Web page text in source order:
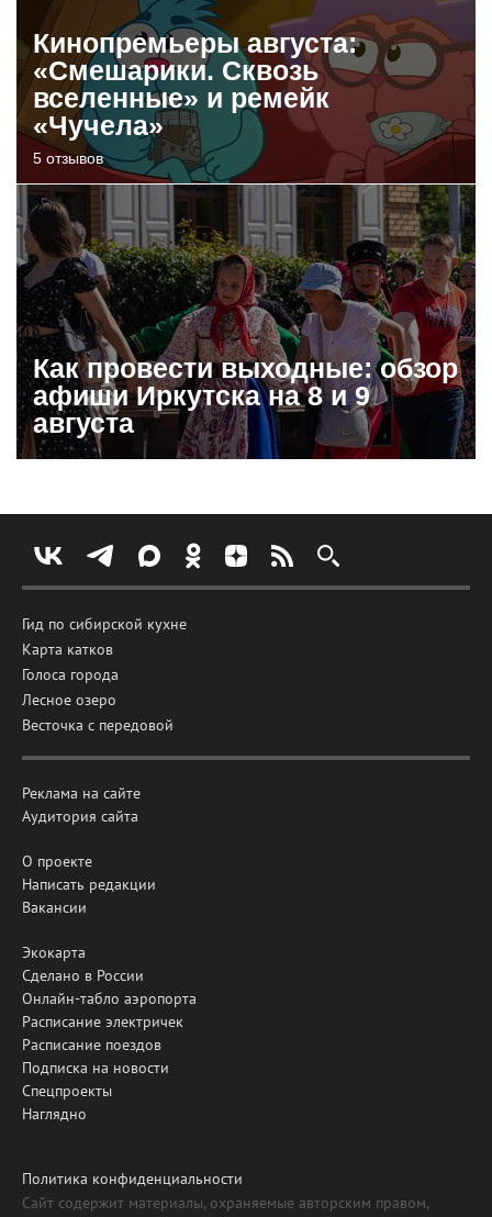
Кинопремьеры августа:
«Смешарики. Сквозь
вселенные» и ремейк
«Чучела»
5 отзывов
Как провести выходные: обзор
афиши Иркутска на 8 и 9
августа
Гид по сибирской кухне
Карта катков
Голоса города
Лесное озеро
Весточка с передовой
Реклама на сайте
Аудитория сайта
О проекте
Написать редакции
Вакансии
Экокарта
Сделано в России
Онлайн-табло аэропорта
Расписание электричек
Расписание поездов
Подписка на новости
Спецпроекты
Наглядно
Политика конфиденциальности
Сайт содержит материалы, охраняемые авторским правом,